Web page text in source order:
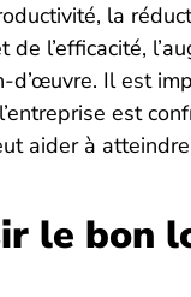
la
l’efficacité,
Il est
est
aider à
le bon